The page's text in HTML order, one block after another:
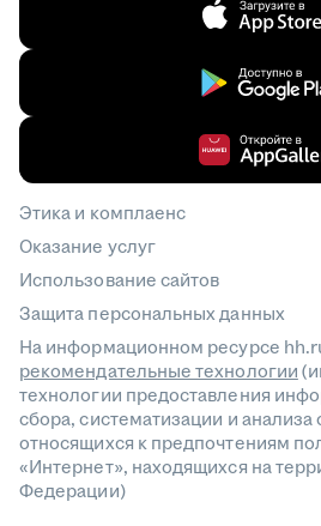
Этика и комплаенс
Оказание услуг
Использование сайтов
Защита персональных данных
На информационном ресурсе
рекомендательные технологии
технологии предоставления
сбора, систематизации и анализа
относящихся к предпочтениям
«Интернет», находящихся на
Федерации)